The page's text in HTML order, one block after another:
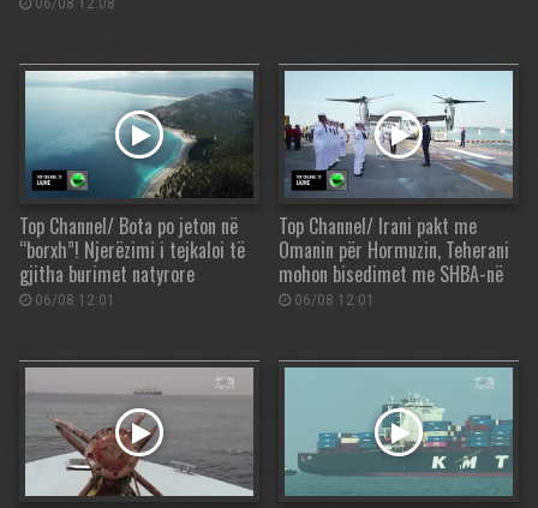
Top Channel/ Bota po jeton në
“borxh”! Njerëzimi i tejkaloi të
gjitha burimet natyrore
06/08 12:01
Top Channel/ Irani pakt me
Omanin për Hormuzin, Teherani
mohon bisedimet me SHBA-në
06/08 12:01